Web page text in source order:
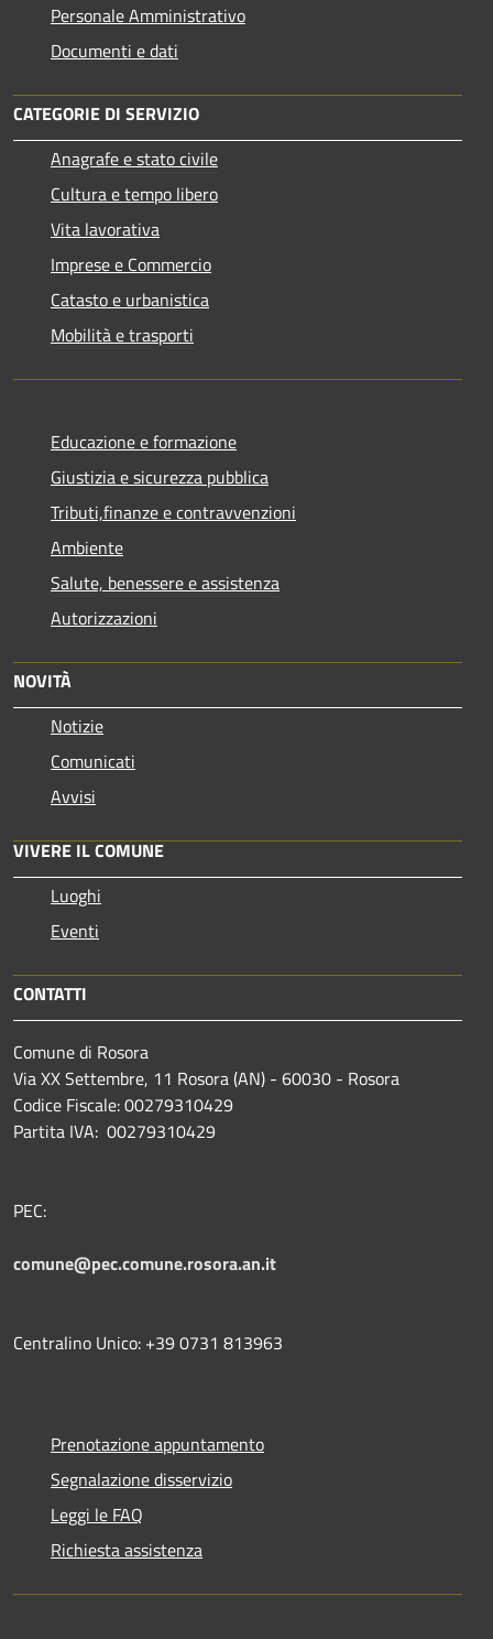
Personale Amministrativo
Documenti e dati
CATEGORIE DI SERVIZIO
Anagrafe e stato civile
Cultura e tempo libero
Vita lavorativa
Imprese e Commercio
Catasto e urbanistica
Mobilità e trasporti
Educazione e formazione
Giustizia e sicurezza pubblica
Tributi,finanze e contravvenzioni
Ambiente
Salute, benessere e assistenza
Autorizzazioni
NOVITÀ
Notizie
Comunicati
Avvisi
VIVERE IL COMUNE
Luoghi
Eventi
CONTATTI
Comune di Rosora
Via XX Settembre, 11 Rosora (AN) - 60030 - Rosora
Codice Fiscale: 00279310429
Partita IVA: 00279310429
PEC:
comune@pec.comune.rosora.an.it
Centralino Unico: +39 0731 813963
Prenotazione appuntamento
Segnalazione disservizio
Leggi le FAQ
Richiesta assistenza